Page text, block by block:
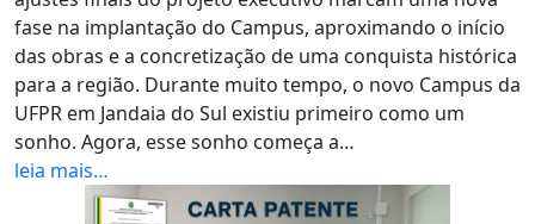
fase na implantação do Campus, aproximando o início
das obras e a concretização de uma conquista histórica
para a região. Durante muito tempo, o novo Campus da
UFPR em Jandaia do Sul existiu primeiro como um
sonho. Agora, esse sonho começa a…
leia mais…